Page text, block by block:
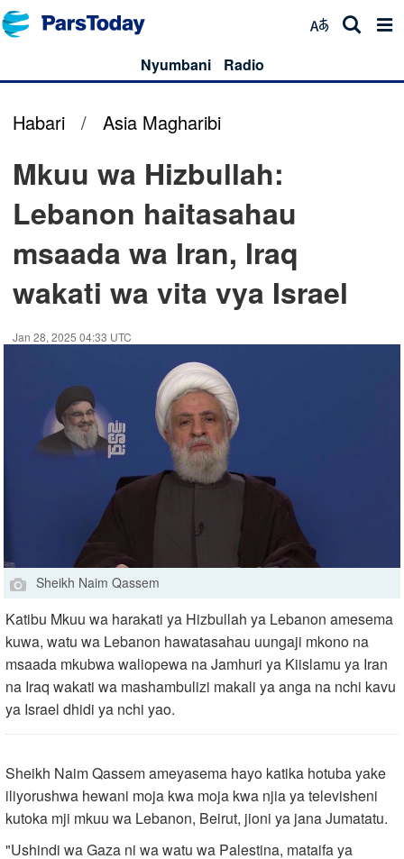
Nyumbani Radio
Habari / Asia Magharibi
Mkuu wa Hizbullah:
Lebanon haitasahau
msaada wa Iran, Iraq
wakati wa vita vya Israel
Jan 28, 2025 04:33 UTC
Sheikh Naim Qassem
Katibu Mkuu wa harakati ya Hizbullah ya Lebanon amesema
kuwa, watu wa Lebanon hawatasahau uungaji mkono na
msaada mkubwa waliopewa na Jamhuri ya Kiislamu ya Iran
na Iraq wakati wa mashambulizi makali ya anga na nchi kavu
ya Israel dhidi ya nchi yao.
Sheikh Naim Qassem ameyasema hayo katika hotuba yake
iliyorushwa hewani moja kwa moja kwa njia ya televisheni
kutoka mji mkuu wa Lebanon, Beirut, jioni ya jana Jumatatu.
"Ushindi wa Gaza ni wa watu wa Palestina, mataifa ya